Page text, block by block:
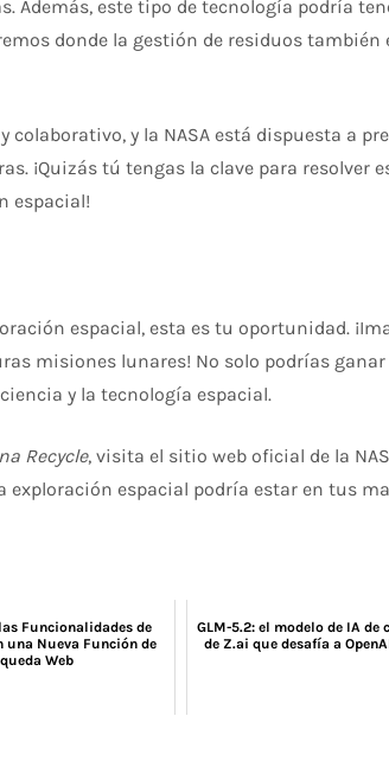
Además, este tipo de tecnología podría
donde la gestión de residuos también
y la NASA está dispuesta a
¡Quizás tú tengas la clave para resolver
espacial!
espacial, esta es tu oportunidad.
misiones lunares! No solo podrías
y la tecnología espacial.
Recycle, visita el sitio web oficial de la
exploración espacial podría estar en tus
Funcionalidades de
una Nueva Función de
Web
GLM-5.2: el modelo de IA de
de Z.ai que desafía a